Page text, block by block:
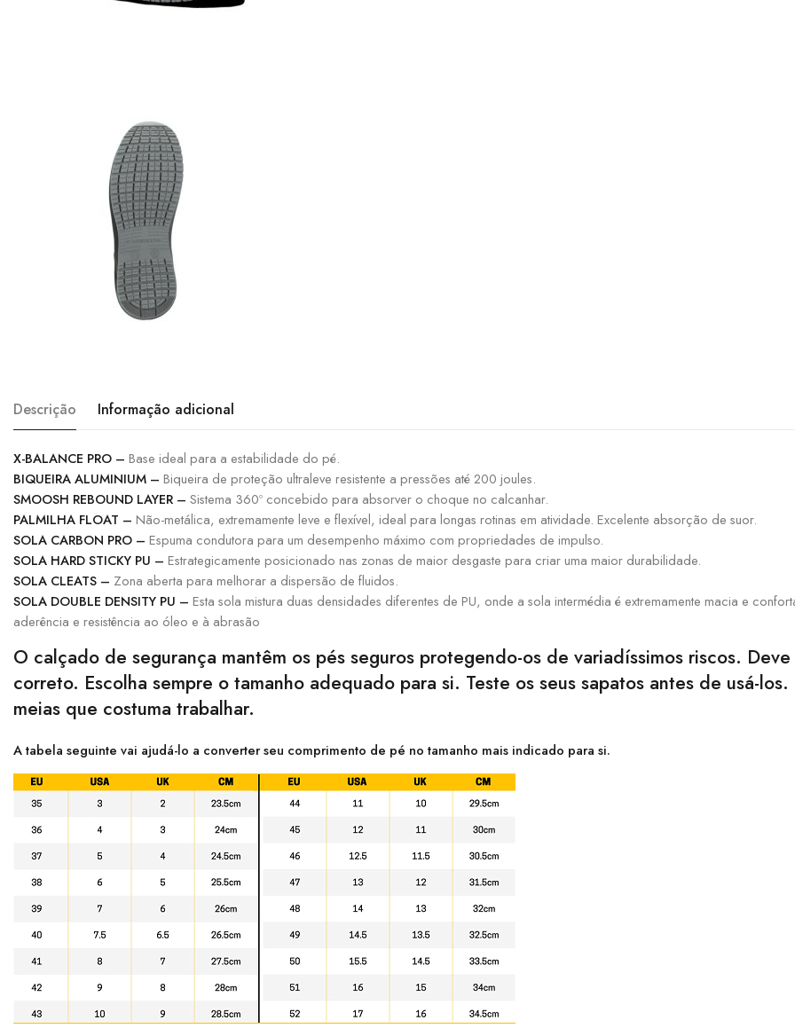
Descrição Informação adicional
X-BALANCE PRO – Base ideal para a estabilidade do pé.
BIQUEIRA ALUMINIUM – Biqueira de proteção ultraleve resistente a pressões até 200 joules.
SMOOSH REBOUND LAYER – Sistema 360º concebido para absorver o choque no calcanhar.
PALMILHA FLOAT – Não-metálica, extremamente leve e flexível, ideal para longas rotinas em atividade. Excelente absorção de suor.
SOLA CARBON PRO – Espuma condutora para um desempenho máximo com propriedades de impulso.
SOLA HARD STICKY PU – Estrategicamente posicionado nas zonas de maior desgaste para criar uma maior durabilidade.
SOLA CLEATS – Zona aberta para melhorar a dispersão de fluidos.
SOLA DOUBLE DENSITY PU – Esta sola mistura duas densidades diferentes de PU, onde a sola intermédia é extremamente macia e
aderência e resistência ao óleo e à abrasão
O calçado de segurança mantêm os pés seguros protegendo-os de variadíssimos riscos.
correto. Escolha sempre o tamanho adequado para si. Teste os seus sapatos antes de usá-
meias que costuma trabalhar.
A tabela seguinte vai ajudá-lo a converter seu comprimento de pé no tamanho mais indicado para si.